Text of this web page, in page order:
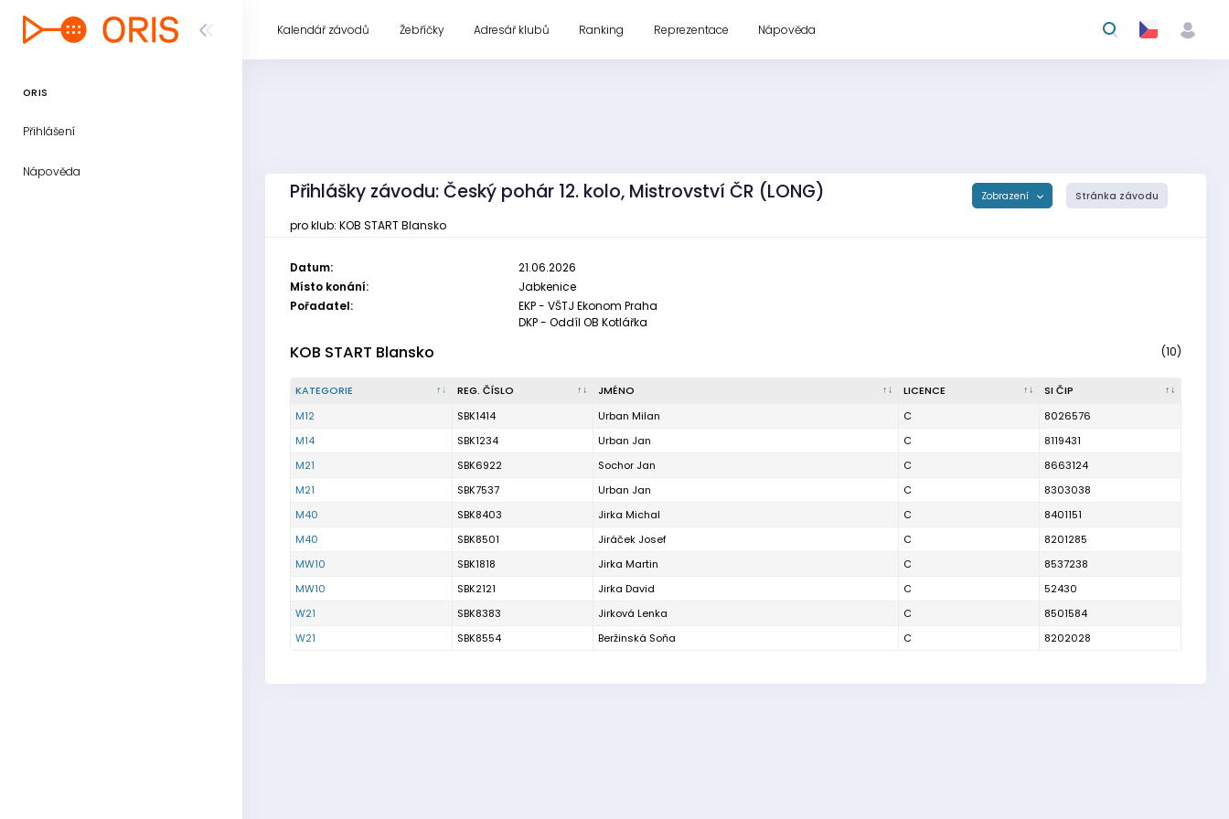
ORIS
Přihlášení
Nápověda
Kalendář závodů Žebříčky Adresář klubů Ranking Reprezentace Nápověda
Přihlášky závodu: Český pohár 12. kolo, Mistrovství ČR (LONG) Zobrazení Stránka závodu
pro klub: KOB START Blansko
Datum:
21.06.2026
Místo konání:
Jabkenice
Pořadatel:
EKP - VŠTJ Ekonom Praha
DKP - Oddíl OB Kotlářka
KOB START Blansko (10)
KATEGORIE REG. ČÍSLO JMÉNO LICENCE
SI ČIP
M12
SBK1414 Urban Milan C
8026576
M14
SBK1234 Urban Jan C
8119431
M21
SBK6922 Sochor Jan C
8663124
M21
SBK7537 Urban Jan C
8303038
M40
SBK8403 Jirka Michal C
8401151
M40
SBK8501 Jiráček Josef C
8201285
MW10
SBK1818 Jirka Martin C
8537238
MW10
SBK2121 Jirka David C
52430
W21
SBK8383 Jirková Lenka C
8501584
W21
SBK8554 Beržinská Soňa C 8202028